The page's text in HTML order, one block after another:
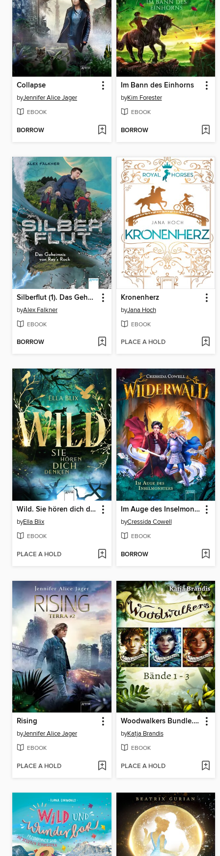
Collapse
byJennifer Alice Jager
EBOOK
BORROW
Im Bann des Einhorns
byKim Forester
EBOOK
BORROW
Silberflut (1). Das Geheimnis von Ray's Rock
byAlex Falkner
EBOOK
BORROW
Kronenherz
byJana Hoch
EBOOK
PLACE A HOLD
Wild. Sie hören dich denken
byElla Blix
EBOOK
PLACE A HOLD
Im Auge des Inselmonsters
byCressida Cowell
EBOOK
BORROW
Rising
byJennifer Alice Jager
EBOOK
PLACE A HOLD
Woodwalkers Bundle. Bände 1-3
byKatja Brandis
EBOOK
PLACE A HOLD